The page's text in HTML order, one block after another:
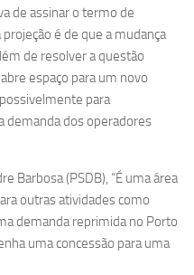
de assinar o termo de
é de que a mudança
de resolver a questão
espaço para um novo
para
demanda dos operadores
Barbosa (PSDB), “É uma área
outras atividades como
demanda reprimida no Porto
uma concessão para uma